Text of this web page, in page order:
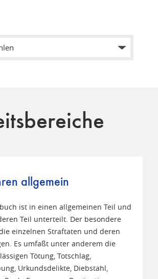
allgemein
ist in einen allgemeinen Teil und
Teil unterteilt. Der besondere
einzelnen Straftaten und deren
Es umfaßt unter anderem die
Tötung, Totschlag,
Urkundsdelikte, Diebstahl,